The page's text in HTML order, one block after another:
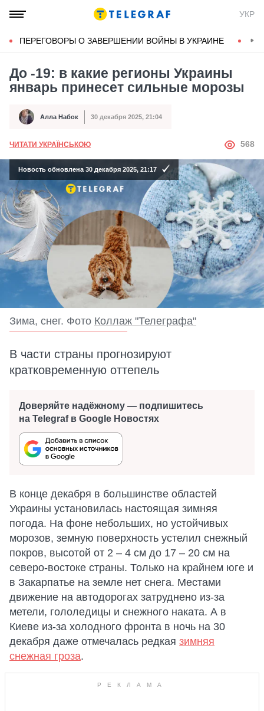
УКР
ПЕРЕГОВОРЫ О ЗАВЕРШЕНИИ ВОЙНЫ В УКРАИНЕ
До -19: в какие регионы Украины
январь принесет сильные морозы
Автор Алла Набок
Дата публикации 30 декабря 2025, 21:04
ЧИТАТИ УКРАЇНСЬКОЮ АВТОР
568
Новость обновлена 30 декабря 2025, 21:17
Зима, снег. Фото Коллаж "Телеграфа"
В части страны прогнозируют
кратковременную оттепель
Доверяйте надёжному — подпишитесь
на Telegraf в Google Новостях
В конце декабря в большинстве областей
Украины установилась настоящая зимняя
погода. На фоне небольших, но устойчивых
морозов, земную поверхность устелил снежный
покров, высотой от 2 – 4 см до 17 – 20 см на
северо-востоке страны. Только на крайнем юге и
в Закарпатье на земле нет снега. Местами
движение на автодорогах затруднено из-за
метели, гололедицы и снежного наката. А в
Киеве из-за холодного фронта в ночь на 30
декабря даже отмечалась редкая зимняя
снежная гроза.